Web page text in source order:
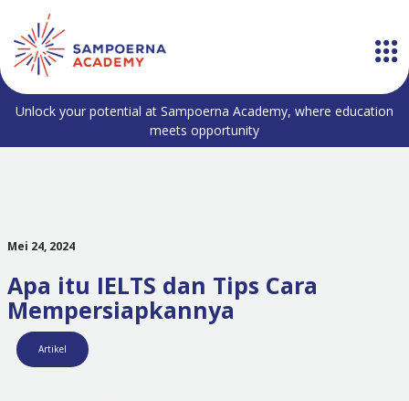
Unlock your potential at Sampoerna Academy, where education
meets opportunity
Mei 24, 2024
Apa itu IELTS dan Tips Cara
Mempersiapkannya
Artikel